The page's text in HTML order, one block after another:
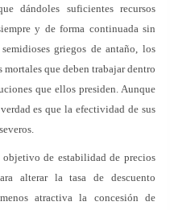
dándoles suficientes recursos
y de forma continuada sin
griegos de antaño, los
mortales que deben trabajar dentro
que ellos presiden. Aunque
es que la efectividad de sus
de estabilidad de precios
alterar la tasa de descuento
atractiva la concesión de